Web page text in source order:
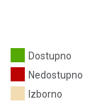
Dostupno
Nedostupno
Izborno